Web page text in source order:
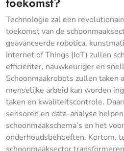
Technologie zal een
toekomst van de
geavanceerde robotica,
Internet of Things (IoT) zullen
efficiënter, nauwkeuriger en
Schoonmaakrobots zullen taken
menselijke arbeid kan worden
taken en kwaliteitscontrole.
sensoren en data-analyse
schoonmaakschema’s en het
onderhoudsbehoeften. Kortom,